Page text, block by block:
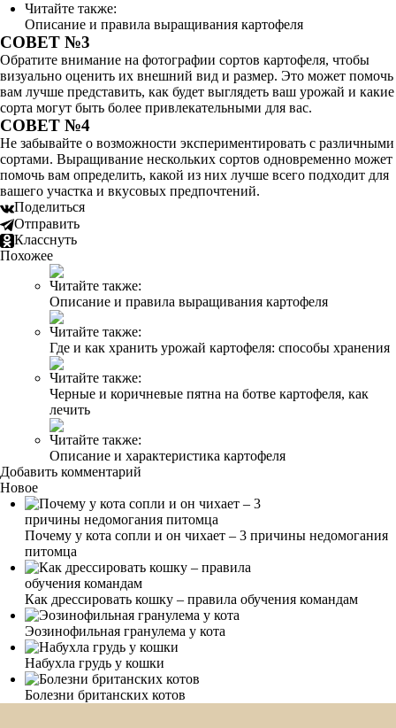
Читайте также:
Описание и правила выращивания картофеля
СОВЕТ №3
Обратите внимание на фотографии сортов картофеля, чтобы
визуально оценить их внешний вид и размер. Это может помочь
вам лучше представить, как будет выглядеть ваш урожай и какие
сорта могут быть более привлекательными для вас.
СОВЕТ №4
Не забывайте о возможности экспериментировать с различными
сортами. Выращивание нескольких сортов одновременно может
помочь вам определить, какой из них лучше всего подходит для
вашего участка и вкусовых предпочтений.
Поделиться
Отправить
Класснуть
Похожее
Читайте также:
Описание и правила выращивания картофеля
Читайте также:
Где и как хранить урожай картофеля: способы хранения
Читайте также:
Черные и коричневые пятна на ботве картофеля, как
лечить
Читайте также:
Описание и характеристика картофеля
Добавить комментарий
Новое
Почему у кота сопли и он чихает – 3 причины недомогания
питомца
Как дрессировать кошку – правила обучения командам
Эозинофильная гранулема у кота
Набухла грудь у кошки
Болезни британских котов